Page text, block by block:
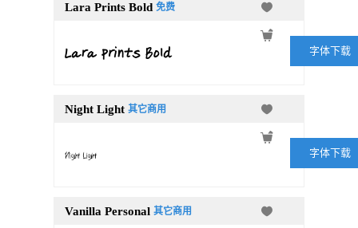
Lara Prints Bold 免费
字体下载
Night Light 其它商用
字体下载
Vanilla Personal 其它商用